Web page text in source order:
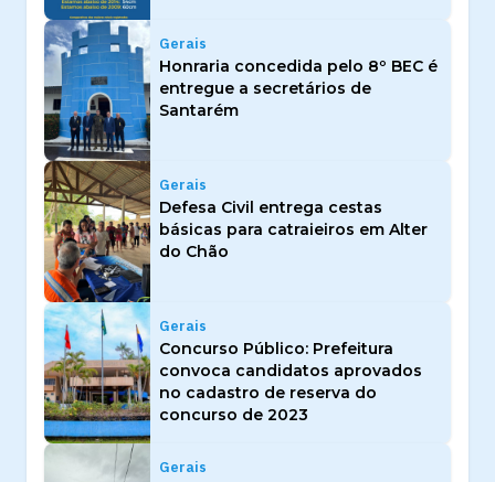
Gerais
Honraria concedida pelo 8º BEC é
entregue a secretários de
Santarém
Gerais
Defesa Civil entrega cestas
básicas para catraieiros em Alter
do Chão
Gerais
Concurso Público: Prefeitura
convoca candidatos aprovados
no cadastro de reserva do
concurso de 2023
Gerais